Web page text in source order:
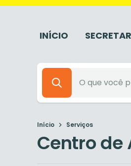
INÍCIO
Início Serviços
Centro de